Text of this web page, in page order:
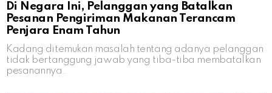
Di Negara Ini, Pelanggan yang Batalkan
Pesanan Pengiriman Makanan Terancam
Penjara Enam Tahun
Kadang ditemukan masalah tentang adanya pelanggan
tidak bertanggung jawab yang tiba-tiba membatalkan
pesanannya.